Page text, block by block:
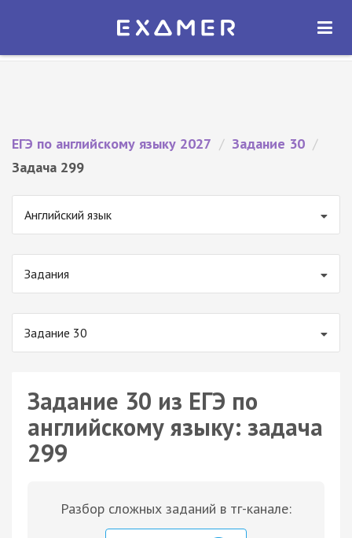
Экзамер — ЕГЭ 2027
ОТКРЫТЬ
ЕГЭ по английскому языку 2027 / Задание 30 /
Задача 299
Английский язык
Задания
Задание 30
Задание 30 из ЕГЭ по
английскому языку: задача
299
Разбор сложных заданий в тг-канале: